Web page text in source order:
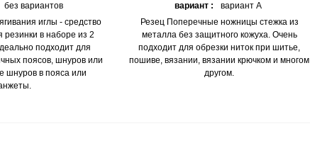
без вариантов
иглы - средство
резинки в наборе из 2
подходит для
поясов, шнуров или
шнуров в пояса или
вариант :
вариант A
Резец Поперечные ножницы стежка из
металла без защитного кожуха. Очень
подходит для обрезки ниток при шитье,
пошиве, вязании, вязании крючком и многом
другом.